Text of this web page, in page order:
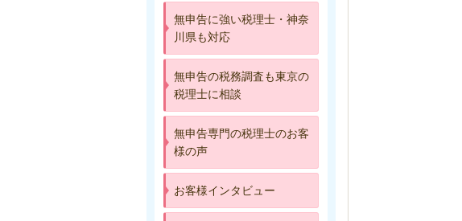
無申告に強い税理士・神奈
川県も対応
無申告の税務調査も東京の
税理士に相談
無申告専門の税理士のお客
様の声
お客様インタビュー